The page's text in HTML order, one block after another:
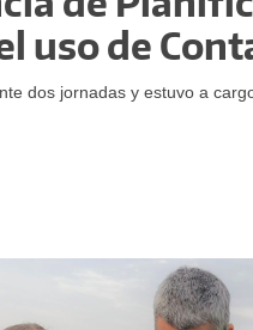
uso de
dos jornadas y estuvo a